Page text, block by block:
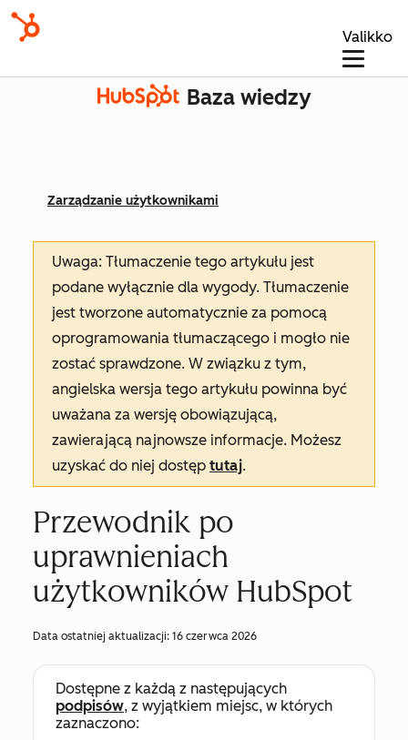
Valikko
Baza wiedzy
Zarządzanie użytkownikami
Uwaga: Tłumaczenie tego artykułu jest
podane wyłącznie dla wygody. Tłumaczenie
jest tworzone automatycznie za pomocą
oprogramowania tłumaczącego i mogło nie
zostać sprawdzone. W związku z tym,
angielska wersja tego artykułu powinna być
uważana za wersję obowiązującą,
zawierającą najnowsze informacje. Możesz
uzyskać do niej dostęp tutaj.
Przewodnik po
uprawnieniach
użytkowników HubSpot
Data ostatniej aktualizacji: 16 czerwca 2026
Dostępne z każdą z następujących
podpisów, z wyjątkiem miejsc, w których
zaznaczono: